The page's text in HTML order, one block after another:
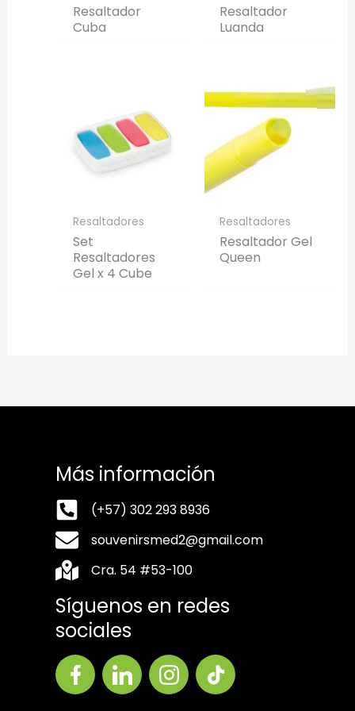
Resaltador
Cuba
Resaltador
Luanda
Resaltadores
Set
Resaltadores
Gel x 4 Cube
Resaltadores
Resaltador Gel
Queen
Más información
(+57) 302 293 8936
souvenirsmed2@gmail.com
Cra. 54 #53-100
Síguenos en redes
sociales